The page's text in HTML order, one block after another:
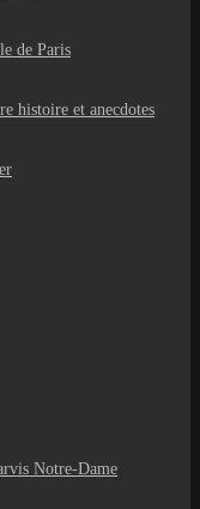
de Paris
histoire et anecdotes
Notre-Dame